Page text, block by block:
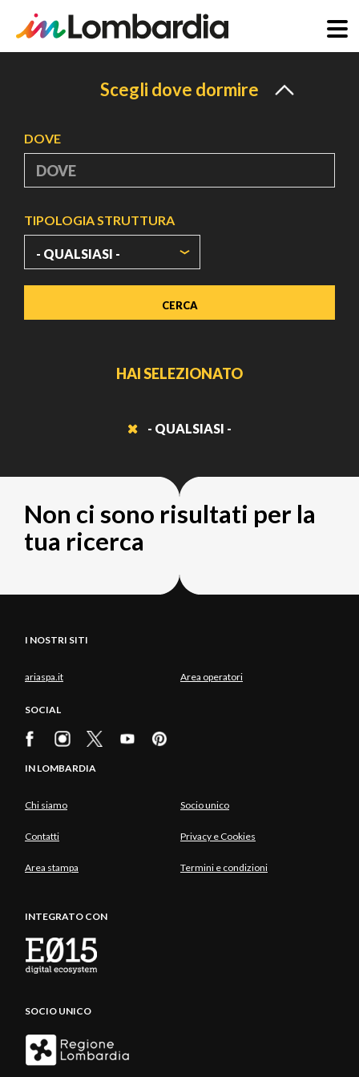
Scegli dove dormire
DOVE
TIPOLOGIA STRUTTURA
HAI SELEZIONATO
- QUALSIASI -
Non ci sono risultati per la
tua ricerca
I NOSTRI SITI
ariaspa.it Area operatori
SOCIAL
IN LOMBARDIA
Chi siamo Socio unico
Contatti Privacy e Cookies
Area stampa Termini e condizioni
INTEGRATO CON
SOCIO UNICO